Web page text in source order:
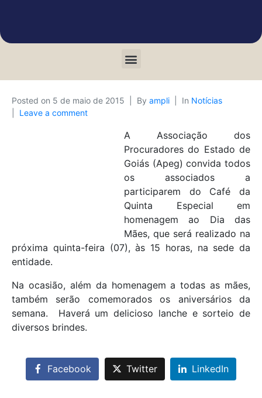
Posted on 5 de maio de 2015 By ampli In Notícias
Leave a comment
A Associação dos
Procuradores do Estado de
Goiás (Apeg) convida todos
os associados a
participarem do Café da
Quinta Especial em
homenagem ao Dia das
Mães, que será realizado na
próxima quinta-feira (07), às 15 horas, na sede da
entidade.
Na ocasião, além da homenagem a todas as mães,
também serão comemorados os aniversários da
semana. Haverá um delicioso lanche e sorteio de
diversos brindes.
Facebook Twitter LinkedIn